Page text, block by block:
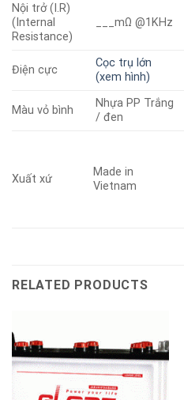
Nội trở (I.R)
(Internal
Resistance)
___mΩ @1KHz
Điện cực
Cọc trụ lớn
(xem hình)
Màu vỏ bình
Nhựa PP Trắng
/ đen
Xuất xứ
Made in
Vietnam
RELATED PRODUCTS